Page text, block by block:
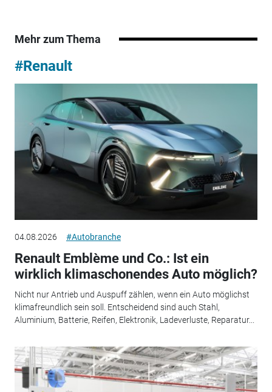
Mehr zum Thema
#Renault
04.08.2026 #Autobranche
Renault Emblème und Co.: Ist ein
wirklich klimaschonendes Auto möglich?
Nicht nur Antrieb und Auspuff zählen, wenn ein Auto möglichst
klimafreundlich sein soll. Entscheidend sind auch Stahl,
Aluminium, Batterie, Reifen, Elektronik, Ladeverluste, Reparatur...